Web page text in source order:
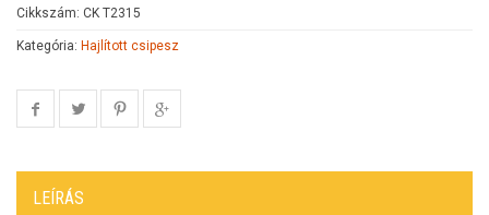
Cikkszám: CK T2315
Kategória: Hajlított csipesz
LEÍRÁS